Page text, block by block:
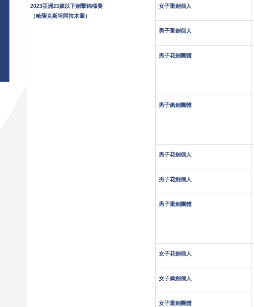
2023亞洲23歲以下劍擊錦標賽
（哈薩克斯坦阿拉木圖）
女子重劍個人
男子重劍個人
男子花劍團體
男子佩劍團體
男子花劍個人
男子花劍個人
男子重劍團體
女子花劍個人
女子佩劍個人
女子重劍團體